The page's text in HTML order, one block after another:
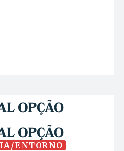
ENTORNO